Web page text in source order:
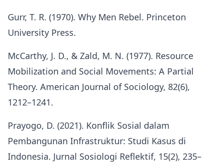
Gurr, T. R. (1970). Why Men Rebel. Princeton
University Press.
McCarthy, J. D., & Zald, M. N. (1977). Resource
Mobilization and Social Movements: A Partial
Theory. American Journal of Sociology, 82(6),
1212–1241.
Prayogo, D. (2021). Konflik Sosial dalam
Pembangunan Infrastruktur: Studi Kasus di
Indonesia. Jurnal Sosiologi Reflektif, 15(2), 235–